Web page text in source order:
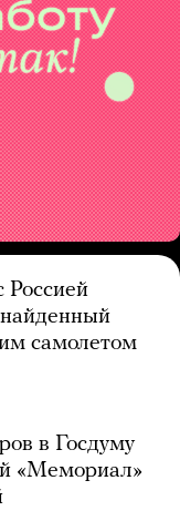
Россией
найденный
самолетом
в Госдуму
«Мемориал»